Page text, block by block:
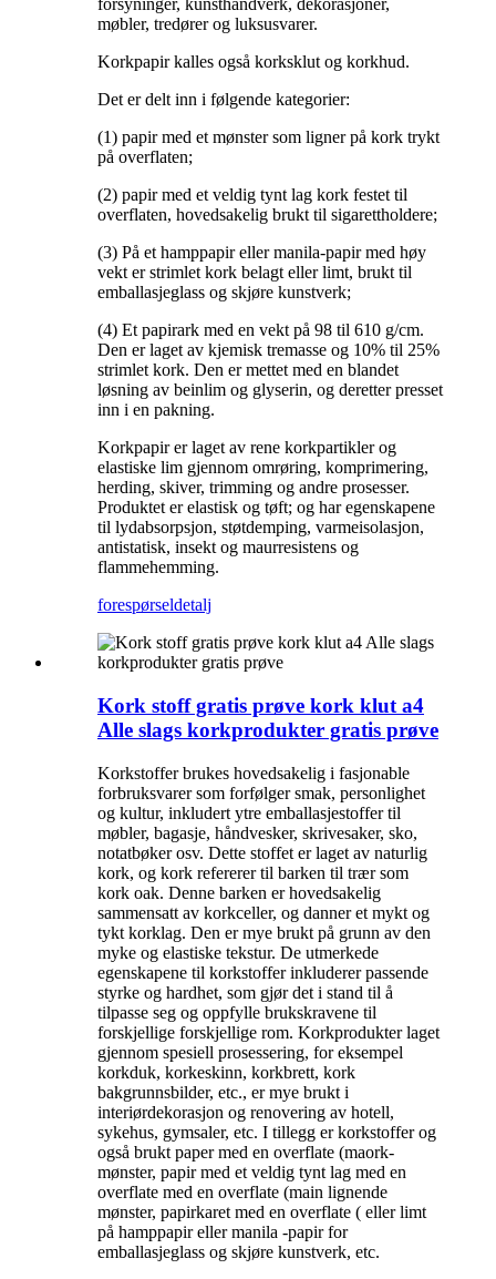
forsyninger, kunsthåndverk, dekorasjoner,
møbler, tredører og luksusvarer.
Korkpapir kalles også korksklut og korkhud.
Det er delt inn i følgende kategorier:
(1) papir med et mønster som ligner på kork trykt
på overflaten;
(2) papir med et veldig tynt lag kork festet til
overflaten, hovedsakelig brukt til sigarettholdere;
(3) På et hamppapir eller manila-papir med høy
vekt er strimlet kork belagt eller limt, brukt til
emballasjeglass og skjøre kunstverk;
(4) Et papirark med en vekt på 98 til 610 g/cm.
Den er laget av kjemisk tremasse og 10% til 25%
strimlet kork. Den er mettet med en blandet
løsning av beinlim og glyserin, og deretter presset
inn i en pakning.
Korkpapir er laget av rene korkpartikler og
elastiske lim gjennom omrøring, komprimering,
herding, skiver, trimming og andre prosesser.
Produktet er elastisk og tøft; og har egenskapene
til lydabsorpsjon, støtdemping, varmeisolasjon,
antistatisk, insekt og maurresistens og
flammehemming.
forespørseldetalj
Kork stoff gratis prøve kork klut a4
Alle slags korkprodukter gratis prøve
Korkstoffer brukes hovedsakelig i fasjonable
forbruksvarer som forfølger smak, personlighet
og kultur, inkludert ytre emballasjestoffer til
møbler, bagasje, håndvesker, skrivesaker, sko,
notatbøker osv. Dette stoffet er laget av naturlig
kork, og kork refererer til barken til trær som
kork oak. Denne barken er hovedsakelig
sammensatt av korkceller, og danner et mykt og
tykt korklag. Den er mye brukt på grunn av den
myke og elastiske tekstur. De utmerkede
egenskapene til korkstoffer inkluderer passende
styrke og hardhet, som gjør det i stand til å
tilpasse seg og oppfylle brukskravene til
forskjellige forskjellige rom. Korkprodukter laget
gjennom spesiell prosessering, for eksempel
korkduk, korkeskinn, korkbrett, kork
bakgrunnsbilder, etc., er mye brukt i
interiørdekorasjon og renovering av hotell,
sykehus, gymsaler, etc. I tillegg er korkstoffer og
også brukt paper med en overflate (maork-
mønster, papir med et veldig tynt lag med en
overflate med en overflate (main lignende
mønster, papirkaret med en overflate ( eller limt
på hamppapir eller manila -papir for
emballasjeglass og skjøre kunstverk, etc.